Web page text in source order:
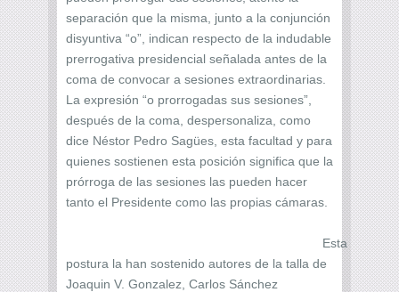
separación que la misma, junto a la conjunción
disyuntiva “o”, indican respecto de la indudable
prerrogativa presidencial señalada antes de la
coma de convocar a sesiones extraordinarias.
La expresión “o prorrogadas sus sesiones”,
después de la coma, despersonaliza, como
dice Néstor Pedro Sagües, esta facultad y para
quienes sostienen esta posición significa que la
prórroga de las sesiones las pueden hacer
tanto el Presidente como las propias cámaras.
Esta
postura la han sostenido autores de la talla de
Joaquin V. Gonzalez, Carlos Sánchez